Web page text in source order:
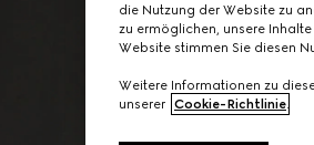
die Nutzung der Website zu
zu ermöglichen, unsere
Website stimmen Sie diesen
Weitere Informationen zu
unserer Cookie-Richtlinie.